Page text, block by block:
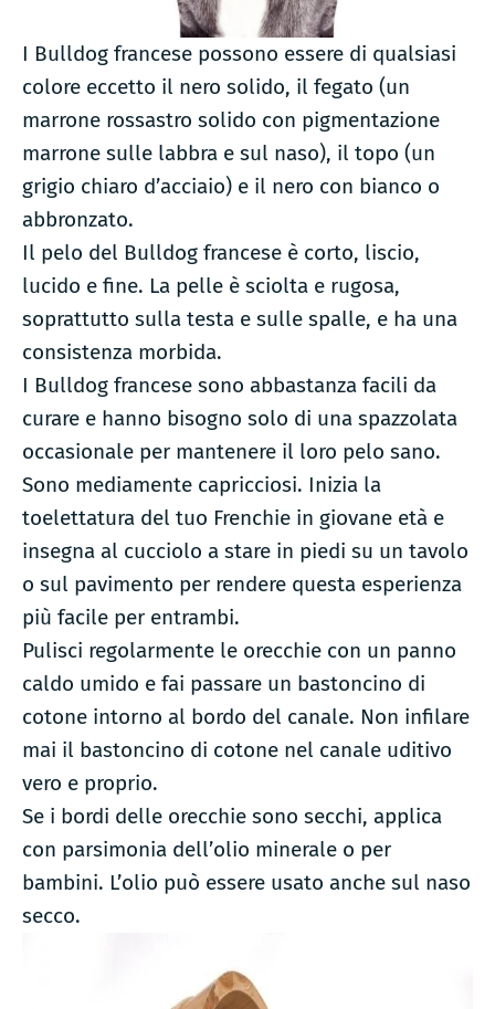
I Bulldog francese possono essere di qualsiasi
colore eccetto il nero solido, il fegato (un
marrone rossastro solido con pigmentazione
marrone sulle labbra e sul naso), il topo (un
grigio chiaro d’acciaio) e il nero con bianco o
abbronzato.
Il pelo del Bulldog francese è corto, liscio,
lucido e fine. La pelle è sciolta e rugosa,
soprattutto sulla testa e sulle spalle, e ha una
consistenza morbida.
I Bulldog francese sono abbastanza facili da
curare e hanno bisogno solo di una spazzolata
occasionale per mantenere il loro pelo sano.
Sono mediamente capricciosi. Inizia la
toelettatura del tuo Frenchie in giovane età e
insegna al cucciolo a stare in piedi su un tavolo
o sul pavimento per rendere questa esperienza
più facile per entrambi.
Pulisci regolarmente le orecchie con un panno
caldo umido e fai passare un bastoncino di
cotone intorno al bordo del canale. Non infilare
mai il bastoncino di cotone nel canale uditivo
vero e proprio.
Se i bordi delle orecchie sono secchi, applica
con parsimonia dell’olio minerale o per
bambini. L’olio può essere usato anche sul naso
secco.